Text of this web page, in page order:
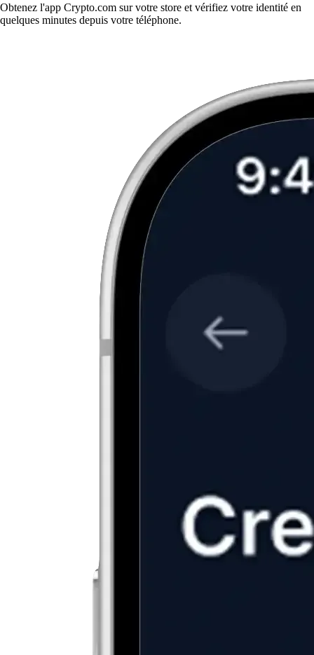
Obtenez l'app Crypto.com sur votre store et vérifiez votre identité en
quelques minutes depuis votre téléphone.